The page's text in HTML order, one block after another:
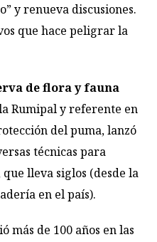
y renueva discusiones.
que hace peligrar la
de flora y fauna
Rumipal y referente en
del puma, lanzó
técnicas para
lleva siglos (desde la
en el país).
más de 100 años en las